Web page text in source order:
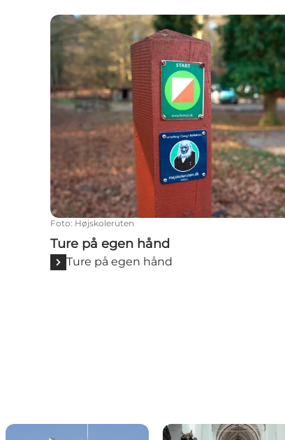
Ture på egen hånd
Foto: Højskoleruten
Ture på egen hånd
Ture på egen hånd